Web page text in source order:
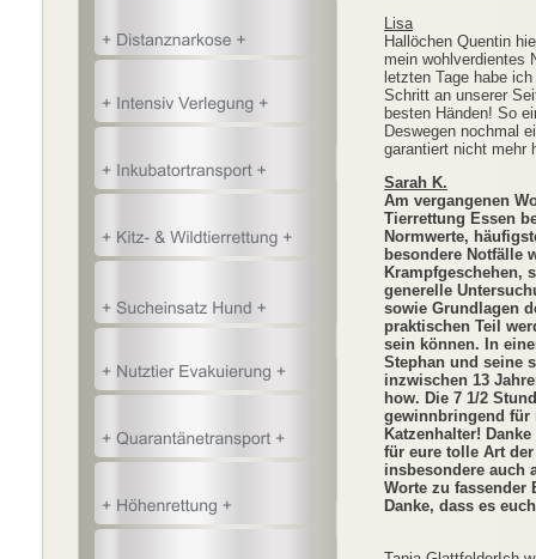
Lisa
Hallöchen Quentin
mein wohlverdientes
letzten Tage habe
Schritt an unserer
besten Händen! So
Deswegen nochmal
garantiert nicht
Sarah K.
Am vergangenen
Tierrettung Essen
Normwerte,
besondere Notfälle
Krampfgeschehen,
generelle
sowie Grundlagen
praktischen Teil
sein können. In
Stephan und seine
inzwischen 13
how. Die 7 1/2
gewinnbringend für
Katzenhalter!
für eure tolle Art
insbesondere auch
Worte zu fassender
Danke,